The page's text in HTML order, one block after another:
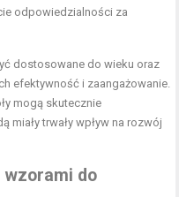
odpowiedzialności za
dostosowane do wieku oraz
efektywność i zaangażowanie.
mogą skutecznie
miały trwały wpływ na rozwój
wzorami do